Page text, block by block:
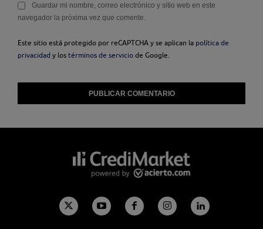
Guardar mi nombre, correo electrónico y sitio web en este
navegador la próxima vez que comente.
Este sitio está protegido por reCAPTCHA y se aplican la política de
privacidad y los términos de servicio de Google.